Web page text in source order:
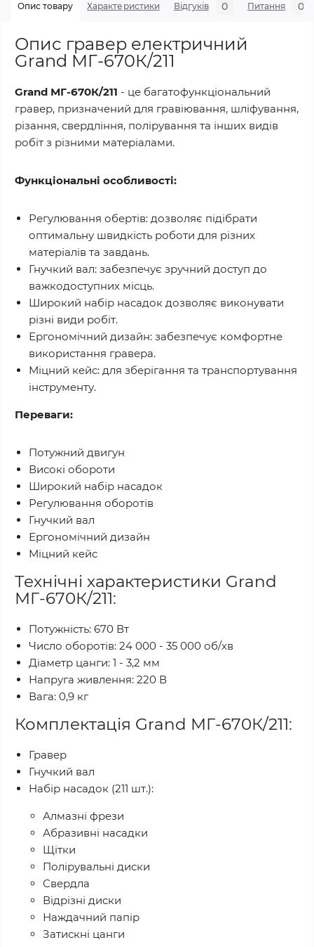
Опис товару Характеристики Відгуків 0 Питання 0
Опис гравер електричний
Grand МГ-670К/211
Grand МГ-670К/211 - це багатофункціональний
гравер, призначений для гравіювання, шліфування,
різання, свердління, полірування та інших видів
робіт з різними матеріалами.
Функціональні особливості:
Регулювання обертів: дозволяє підібрати
оптимальну швидкість роботи для різних
матеріалів та завдань.
Гнучкий вал: забезпечує зручний доступ до
важкодоступних місць.
Широкий набір насадок дозволяє виконувати
різні види робіт.
Ергономічний дизайн: забезпечує комфортне
використання гравера.
Міцний кейс: для зберігання та транспортування
інструменту.
Переваги:
Потужний двигун
Високі обороти
Широкий набір насадок
Регулювання оборотів
Гнучкий вал
Ергономічний дизайн
Міцний кейс
Технічні характеристики Grand
МГ-670К/211:
Потужність: 670 Вт
Число оборотів: 24 000 - 35 000 об/хв
Діаметр цанги: 1 - 3,2 мм
Напруга живлення: 220 В
Вага: 0,9 кг
Комплектація Grand МГ-670К/211:
Гравер
Гнучкий вал
Набір насадок (211 шт.):
Алмазні фрези
Абразивні насадки
Щітки
Полірувальні диски
Свердла
Відрізні диски
Наждачний папір
Затискні цанги